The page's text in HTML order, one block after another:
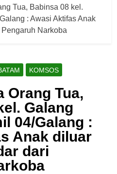
Tua, Babinsa 08 kel.
: Awasi Aktifas Anak
Narkoba
KOMSOS
Orang Tua,
Galang
04/Galang :
Anak diluar
dari